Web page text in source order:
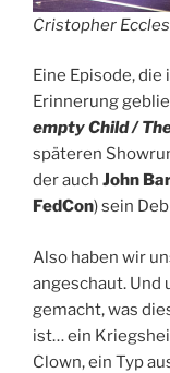
Cristopher
Eine Episode,
Erinnerung
empty Child /
späteren
der auch John
FedCon) sein
Also haben wir
angeschaut. Und
gemacht, was
ist… ein
Clown, ein Typ